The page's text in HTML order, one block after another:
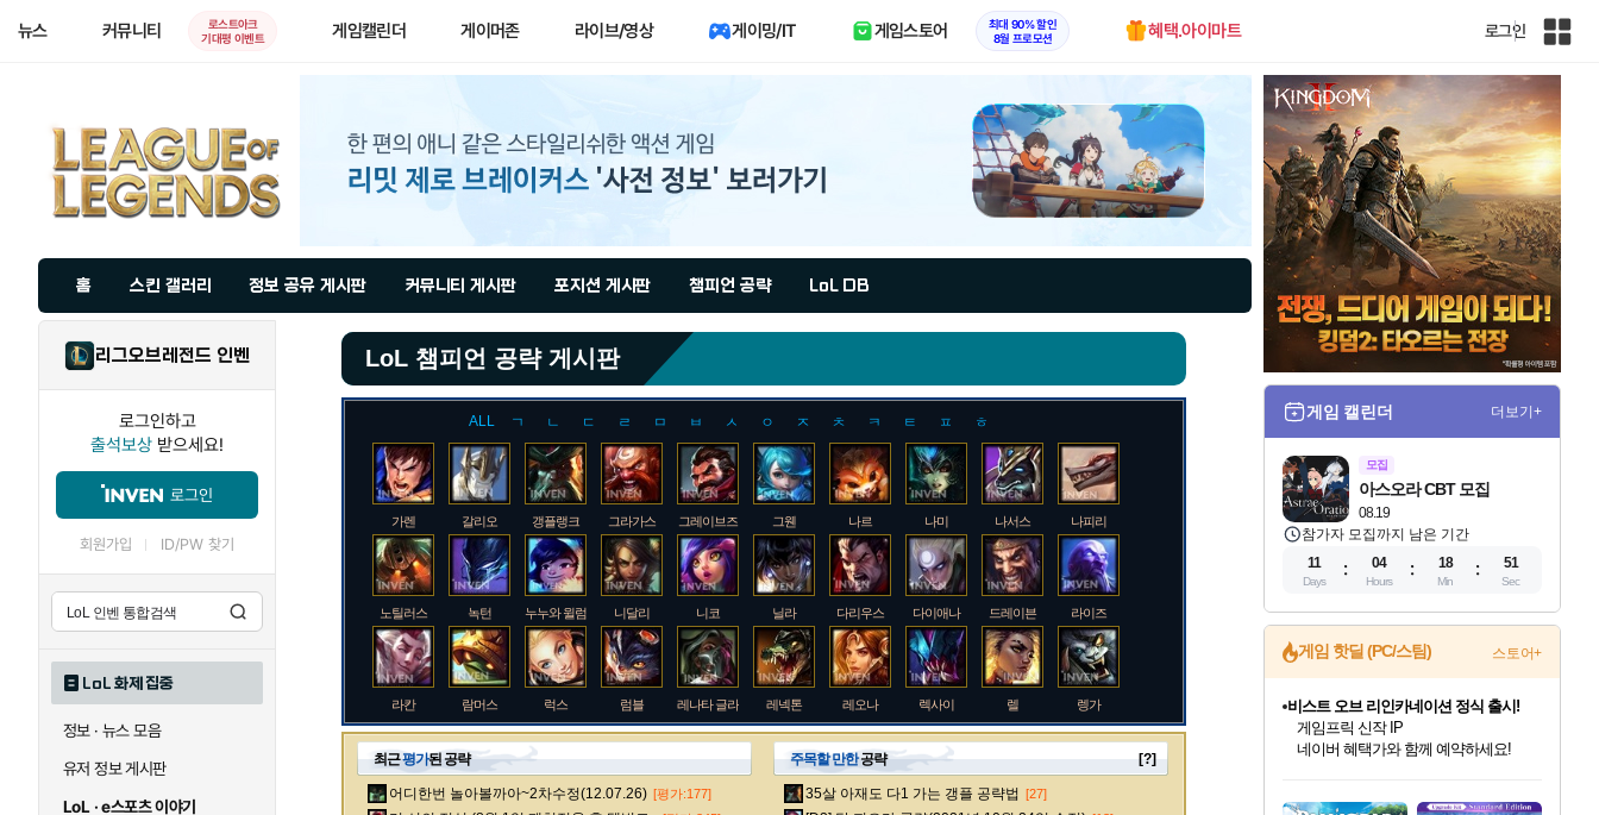
뉴스 커뮤니티
로스트아크
기대평 이벤트
게임캘린더 게이머존 라이브/영상 게이밍/IT 게임스토어
최대 90% 할인
8월 프로모션
혜택.아이마트 로그인
인
사
이
트
맵
홈 스킨 갤러리 정보 공유 게시판 커뮤니티 게시판 포지션 게시판 챔피언 공략 LoL DB
리그오브레전드 인벤
로그인하고
출석보상 받으세요!
로그인
회원가입 ID/PW 찾기
LoL 화제 집중
정보 · 뉴스 모음
유저 정보 게시판
LoL · e스포츠 이야기
LoL 챔피언 공략 게시판
ALL ㄱ ㄴ ㄷ ㄹ ㅁ ㅂ ㅅ ㅇ ㅈ ㅊ ㅋ ㅌ ㅍ ㅎ
가렌 갈리오 갱플랭크 그라가스 그레이브즈 그웬 나르 나미 나서스 나피리
노틸러스 녹턴 누누와 윌럼프 니달리 니코 닐라 다리우스 다이애나 드레이븐 라이즈
라칸 람머스 럭스 럼블 레나타 글라스크 레넥톤 레오나 렉사이 렐 렝가
로크 루시안 룰루 르블랑 리 신 리븐 리산드라 릴리아 마스터 이
최근평가된 공략
어디한번 놀아볼까아~2차수정(12.07.26) [평가:177]
주목할 만한공략 [?]
35살 아재도 다1 가는 갱플 공략법 [27]
게임 캘린더 더보기+
모집
08.19
아스오라 CBT 모집
참가자 모집까지 남은 기간
11
Days
04
Hours
18
Min
50
Sec
게임 핫딜 (PC/스팀) 스토어+
비스트 오브 리인카네이션 정식 출시!
게임프릭 신작 IP
네이버 혜택가와 함께 예약하세요!